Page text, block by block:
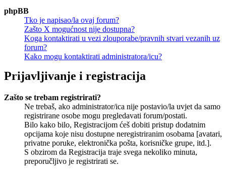
phpBB
Tko je napisao/la ovaj forum?
Zašto X mogućnost nije dostupna?
Koga kontaktirati u vezi zlouporabe/pravnih stvari vezanih uz
forum?
Kako mogu kontaktirati administratora/icu?
Prijavljivanje i registracija
Zašto se trebam registrirati?
Ne trebaš, ako administrator/ica nije postavio/la uvjet da samo
registrirane osobe mogu pregledavati forum/postati.
Bilo kako bilo, Registracijom ćeš dobiti pristup dodatnim
opcijama koje nisu dostupne neregistriranim osobama [avatari,
privatne poruke, elektronička pošta, korisničke grupe, itd.].
S obzirom da Registracija traje svega nekoliko minuta,
preporučljivo je registrirati se.